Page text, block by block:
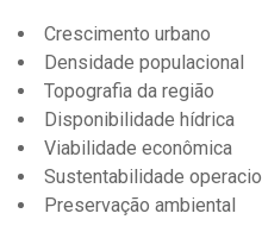
Crescimento urbano
Densidade populacional
Topografia da região
Disponibilidade hídrica
Viabilidade econômica
Sustentabilidade
Preservação ambiental